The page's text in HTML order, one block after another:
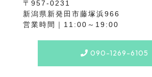
〒957-0231
新潟県新発田市藤塚浜966
営業時間｜11:00～19:00
090-1269-6105